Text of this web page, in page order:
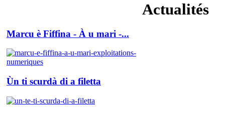
Actualités
Marcu è Fiffina - À u mari -...
Ùn ti scurdà di a filetta